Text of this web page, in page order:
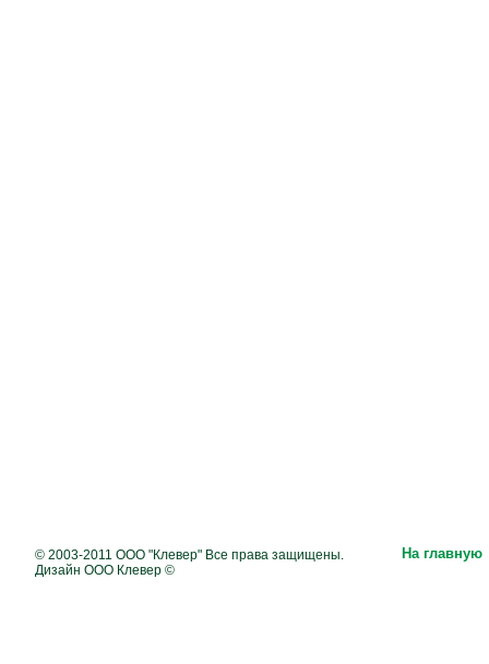
© 2003-2011 ООО "Клевер" Все права защищены.
Дизайн ООО Клевер ©
На главную